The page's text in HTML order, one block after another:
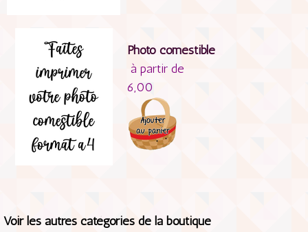
Photo comestible
à partir de
6,00
Voir les autres catégories de la boutique